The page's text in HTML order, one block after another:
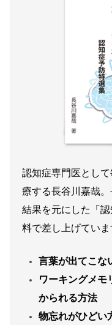
認知症専門医とし
療する長谷川嘉哉
結果を元にした「認
料で差し上げていま
言葉が出てこな
ワーキングメモ
かられる方法
物忘れがひどい